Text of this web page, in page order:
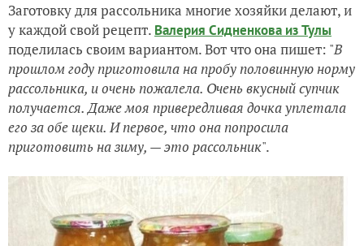
Заготовку для рассольника многие хозяйки делают, и
у каждой свой рецепт. Валерия Сидненкова из Тулы
поделилась своим вариантом. Вот что она пишет: "В
прошлом году приготовила на пробу половинную норму
рассольника, и очень пожалела. Очень вкусный супчик
получается. Даже моя привередливая дочка уплетала
его за обе щеки. И первое, что она попросила
приготовить на зиму, — это рассольник".